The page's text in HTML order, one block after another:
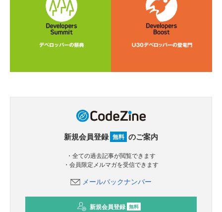
新規会員登録 無料 のご案内
・全ての過去記事が閲覧できます
・会員限定メルマガを受信できます
メールバックナンバー
新規会員登録 無料